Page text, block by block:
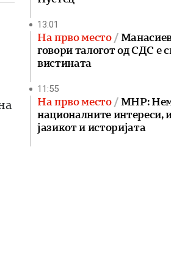
13:01
На прво место
говори талогот од СДС е
вистината
11:55
На прво место
МНР:
националните интереси,
јазикот и историјата